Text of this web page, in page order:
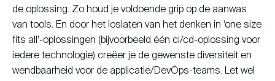
de oplossing. Zo houd je voldoende grip op de aanwas
van tools. En door het loslaten van het denken in ‘one size
fits all’-oplossingen (bijvoorbeeld één ci/cd-oplossing voor
iedere technologie) creëer je de gewenste diversiteit en
wendbaarheid voor de applicatie/DevOps-teams. Let wel